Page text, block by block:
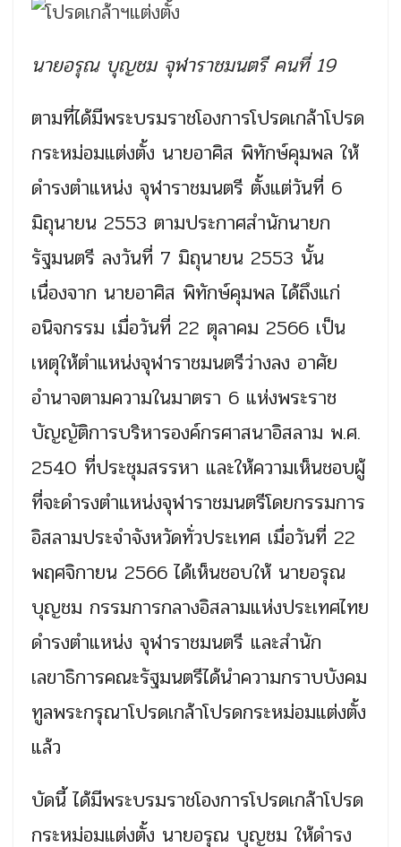
นายอรุณ บุญชม จุฬาราชมนตรี คนที่ 19
ตามที่ได้มีพระบรมราชโองการโปรดเกล้าโปรด
กระหม่อมแต่งตั้ง นายอาศิส พิทักษ์คุมพล ให้
ดำรงตำแหน่ง จุฬาราชมนตรี ตั้งแต่วันที่ 6
มิถุนายน 2553 ตามประกาศสำนักนายก
รัฐมนตรี ลงวันที่ 7 มิถุนายน 2553 นั้น
เนื่องจาก นายอาศิส พิทักษ์คุมพล ได้ถึงแก่
อนิจกรรม เมื่อวันที่ 22 ตุลาคม 2566 เป็น
เหตุให้ตำแหน่งจุฬาราชมนตรีว่างลง อาศัย
อำนาจตามความในมาตรา 6 แห่งพระราช
บัญญัติการบริหารองค์กรศาสนาอิสลาม พ.ศ.
2540 ที่ประชุมสรรหา และให้ความเห็นชอบผู้
ที่จะดำรงตำแหน่งจุฬาราชมนตรีโดยกรรมการ
อิสลามประจำจังหวัดทั่วประเทศ เมื่อวันที่ 22
พฤศจิกายน 2566 ได้เห็นชอบให้ นายอรุณ
บุญชม กรรมการกลางอิสลามแห่งประเทศไทย
ดำรงตำแหน่ง จุฬาราชมนตรี และสำนัก
เลขาธิการคณะรัฐมนตรีได้นำความกราบบังคม
ทูลพระกรุณาโปรดเกล้าโปรดกระหม่อมแต่งตั้ง
แล้ว
บัดนี้ ได้มีพระบรมราชโองการโปรดเกล้าโปรด
กระหม่อมแต่งตั้ง นายอรุณ บุญชม ให้ดำรง